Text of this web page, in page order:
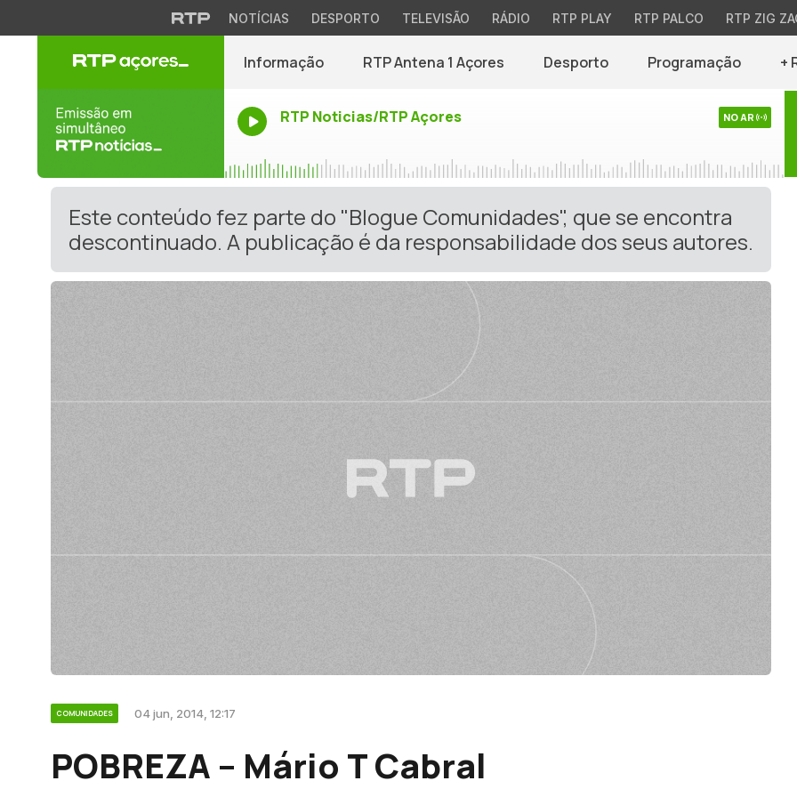
NOTÍCIAS DESPORTO TELEVISÃO RÁDIO RTP PLAY RTP PALCO RTP ZIG
Informação RTP Antena 1 Açores Desporto Programação +
RTP Noticias/RTP Açores NO AR
Este conteúdo fez parte do "Blogue Comunidades", que se encontra
descontinuado. A publicação é da responsabilidade dos seus autores.
COMUNIDADES 04 jun, 2014, 12:17
POBREZA – Mário T Cabral